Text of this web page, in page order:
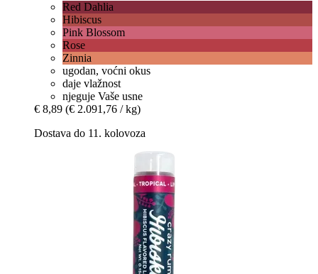
Red Dahlia
Hibiscus
Pink Blossom
Rose
Zinnia
ugodan, voćni okus
daje vlažnost
njeguje Vaše usne
€ 8,89 (€ 2.091,76 / kg)
Dostava do 11. kolovoza